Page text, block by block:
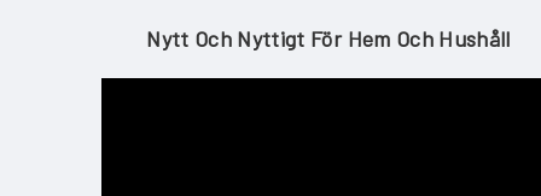
Nytt Och Nyttigt För Hem Och Hushåll